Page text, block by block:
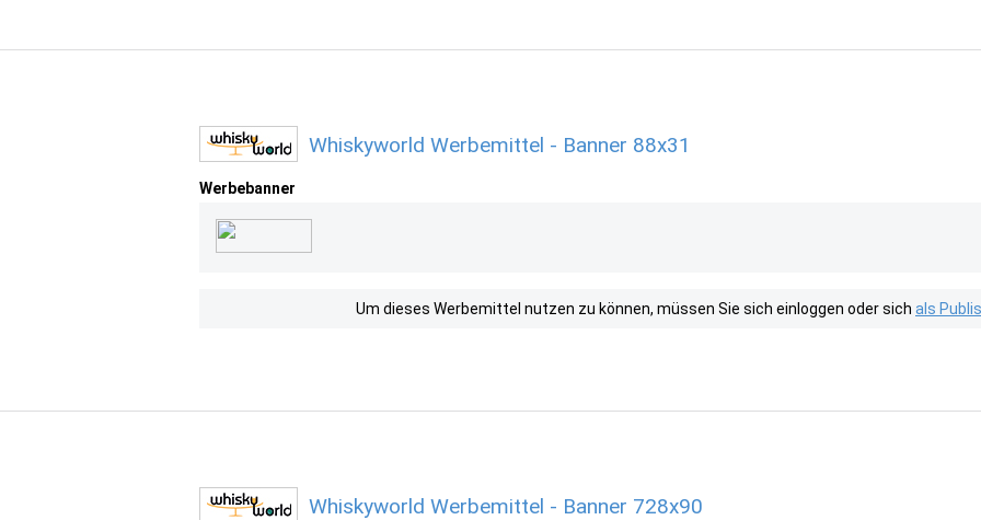
Whiskyworld Werbemittel - Banner 88x31
Werbebanner
Um dieses Werbemittel nutzen zu können, müssen Sie sich einloggen oder sich als
Whiskyworld Werbemittel - Banner 728x90